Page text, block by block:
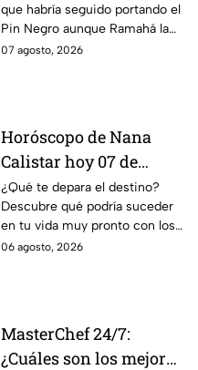
Negro a un integrante
de las "Divas" en
MasterChef 24/7
que habría seguido portando el
Pin Negro aunque Ramahá la
hubiera subido al balcón
07 agosto, 2026
Horóscopo de Nana
Calistar hoy 07 de
agosto; estos signos
podrían dejar de estar
solteros más pronto de
lo que imaginan y
¿Qué te depara el destino?
Descubre qué podría suceder
en tu vida muy pronto con los
horóscopos de Nana Calistar;
06 agosto, 2026
MasterChef 24/7:
¿Cuáles son los mejores